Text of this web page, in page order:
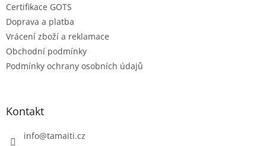
Certifikace GOTS
Doprava a platba
Vrácení zboží a reklamace
Obchodní podmínky
Podmínky ochrany osobních údajů
Kontakt
info@tamaiti.cz